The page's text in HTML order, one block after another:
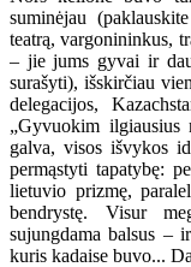
suminėjau
teatrą, vargonininkus,
– jie jums gyvai ir
surašyti), išskirčiau
delegacijos,
„Gyvuokim ilgiausius
galva, visos išvykos
permąstyti tapatybę:
lietuvio prizmę,
bendrystę. Visur
sujungdama balsus
kuris kadaise buvo...